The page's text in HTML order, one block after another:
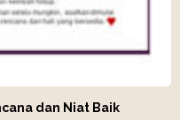
dan Niat Baik